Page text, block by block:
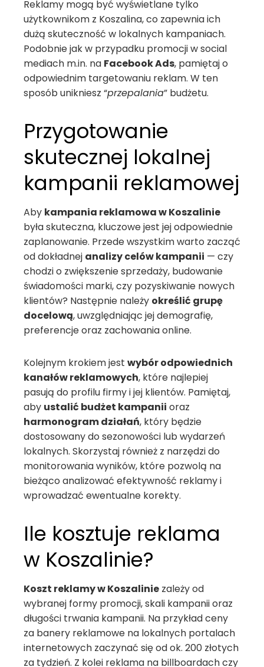
Reklamy mogą być wyświetlane tylko
użytkownikom z Koszalina, co zapewnia ich
dużą skuteczność w lokalnych kampaniach.
Podobnie jak w przypadku promocji w social
mediach m.in. na Facebook Ads, pamiętaj o
odpowiednim targetowaniu reklam. W ten
sposób unikniesz “przepalania” budżetu.
Przygotowanie
skutecznej lokalnej
kampanii reklamowej
Aby kampania reklamowa w Koszalinie
była skuteczna, kluczowe jest jej odpowiednie
zaplanowanie. Przede wszystkim warto zacząć
od dokładnej analizy celów kampanii — czy
chodzi o zwiększenie sprzedaży, budowanie
świadomości marki, czy pozyskiwanie nowych
klientów? Następnie należy określić grupę
docelową, uwzględniając jej demografię,
preferencje oraz zachowania online.
Kolejnym krokiem jest wybór odpowiednich
kanałów reklamowych, które najlepiej
pasują do profilu firmy i jej klientów. Pamiętaj,
aby ustalić budżet kampanii oraz
harmonogram działań, który będzie
dostosowany do sezonowości lub wydarzeń
lokalnych. Skorzystaj również z narzędzi do
monitorowania wyników, które pozwolą na
bieżąco analizować efektywność reklamy i
wprowadzać ewentualne korekty.
Ile kosztuje reklama
w Koszalinie?
Koszt reklamy w Koszalinie zależy od
wybranej formy promocji, skali kampanii oraz
długości trwania kampanii. Na przykład ceny
za banery reklamowe na lokalnych portalach
internetowych zaczynać się od ok. 200 złotych
za tydzień. Z kolei reklama na billboardach czy